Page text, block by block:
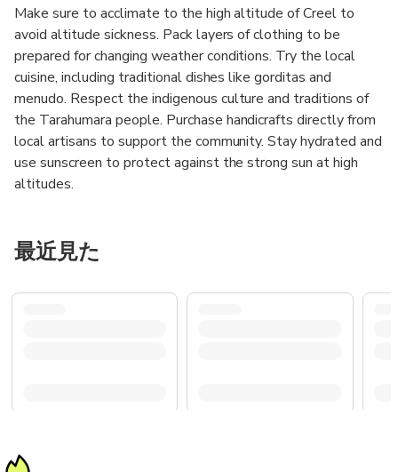
Make sure to acclimate to the high altitude of Creel to
avoid altitude sickness. Pack layers of clothing to be
prepared for changing weather conditions. Try the local
cuisine, including traditional dishes like gorditas and
menudo. Respect the indigenous culture and traditions of
the Tarahumara people. Purchase handicrafts directly from
local artisans to support the community. Stay hydrated and
use sunscreen to protect against the strong sun at high
altitudes.
最近見た